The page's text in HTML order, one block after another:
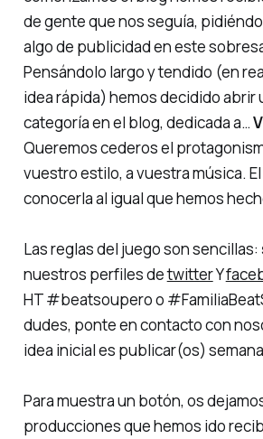
de gente que nos seguía,
algo de publicidad en este
Pensándolo largo y tendido (en
idea rápida) hemos decidido abrir
categoría en el blog, dedicada a…
Queremos cederos el
vuestro estilo, a vuestra música.
conocerla al igual que hemos
Lasreglas del juegoson sencillas:
nuestros perfiles detwitterY
HT#beatsouperoo
dudes, ponte en contacto con
idea inicial es publicar(os)
Para muestra un botón, os
producciones que hemos ido